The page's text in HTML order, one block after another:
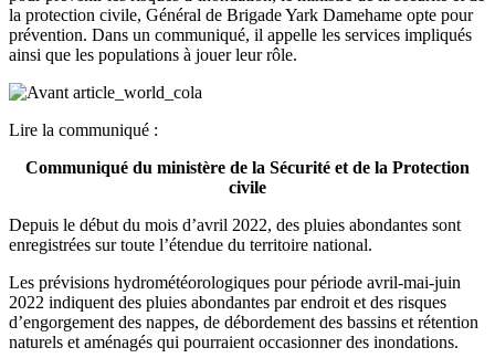
la protection civile, Général de Brigade Yark Damehame opte pour
prévention. Dans un communiqué, il appelle les services impliqués
ainsi que les populations à jouer leur rôle.
Lire la communiqué :
Communiqué du ministère de la Sécurité et de la Protection
civile
Depuis le début du mois d’avril 2022, des pluies abondantes sont
enregistrées sur toute l’étendue du territoire national.
Les prévisions hydrométéorologiques pour période avril-mai-juin
2022 indiquent des pluies abondantes par endroit et des risques
d’engorgement des nappes, de débordement des bassins et rétention
naturels et aménagés qui pourraient occasionner des inondations.